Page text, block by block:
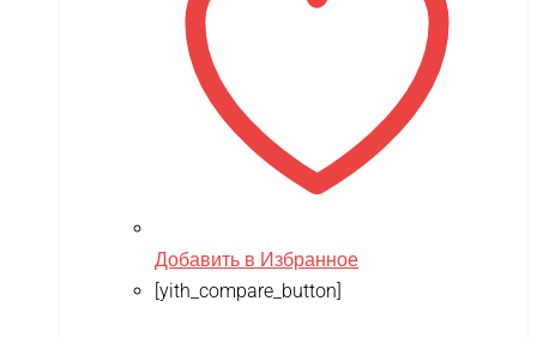
Добавить в Избранное
[yith_compare_button]